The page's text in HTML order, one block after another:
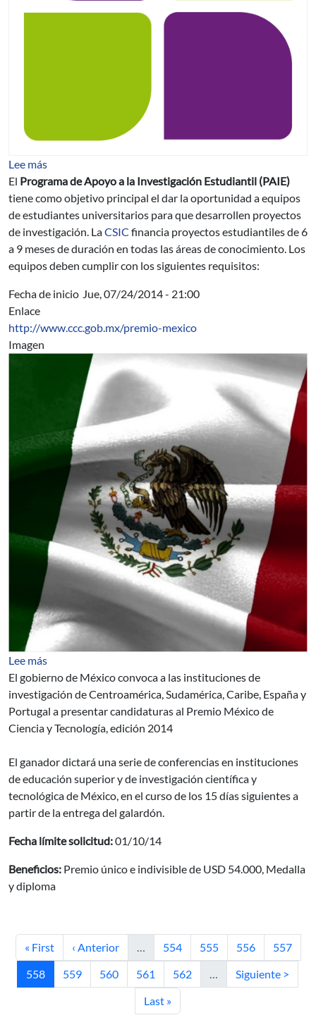
Lee mássobre Apoyo a la Investigación Estudiantil (PAIE)
El Programa de Apoyo a la Investigación Estudiantil (PAIE)
tiene como objetivo principal el dar la oportunidad a equipos
de estudiantes universitarios para que desarrollen proyectos
de investigación. LaCSIC financia proyectos estudiantiles de 6
a 9 meses de duración en todas las áreas de conocimiento. Los
equipos deben cumplir con los siguientes requisitos:
Fecha de inicio Jue, 07/24/2014 - 21:00
Enlace
http://www.ccc.gob.mx/premio-mexico
Imagen
Lee mássobre Premio México de Ciencia y Tecnología, Edición
El gobierno de México convoca a las instituciones de
investigación de Centroamérica, Sudamérica, Caribe, España y
Portugal a presentar candidaturas al Premio México de
Ciencia y Tecnología, edición 2014
El ganador dictará una serie de conferencias en instituciones
de educación superior y de investigación científica y
tecnológica de México, en el curso de los 15 días siguientes a
partir de la entrega del galardón.
Fecha límite solicitud:01/10/14
Beneficios: Premio único e indivisible de USD 54.000, Medalla
y diploma
Primera página
« First Página anterior
‹ Anterior … Página
554 Página
555 Página
556 Página
557
Página actual
558 Página
559 Página
560 Página
561 Página
562 … Siguiente página
Siguiente >
Última página
Last »